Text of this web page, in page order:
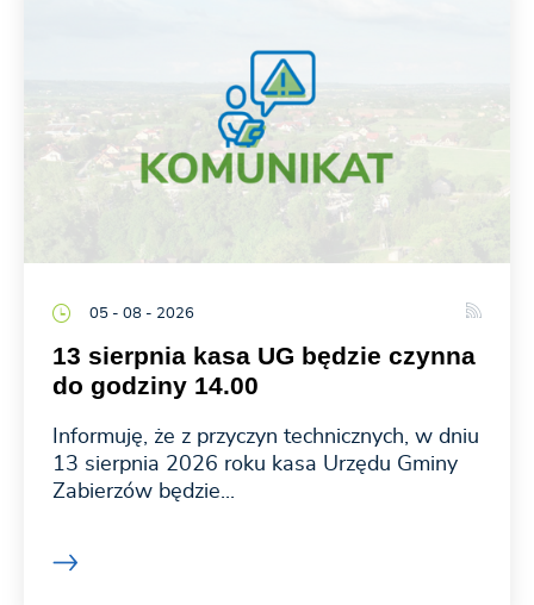
05 - 08 - 2026
13 sierpnia kasa UG będzie czynna
do godziny 14.00
Informuję, że z przyczyn technicznych, w dniu
13 sierpnia 2026 roku kasa Urzędu Gminy
Zabierzów będzie...